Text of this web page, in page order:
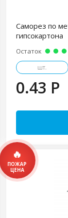
Саморез по
гипсокартона
Остаток
шт.
0.43 P